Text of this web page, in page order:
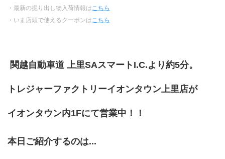
・最新の掘り出し物入荷情報は こちら
・いま店頭で使えるクーポンは こちら
関越自動車道 上里SAスマートI.C.より約5分。
トレジャーファクトリーイオンタウン上里店が
イオンタウン内1Fにて営業中！！
本日ご紹介するのは...